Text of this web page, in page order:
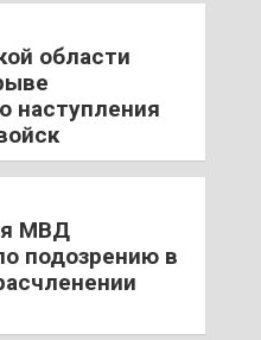
области
наступления
МВД
подозрению в